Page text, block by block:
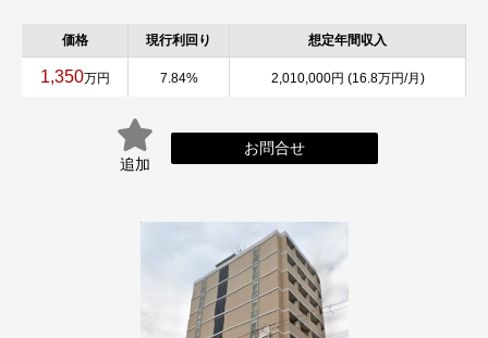
価格 現行利回り 想定年間収入
1,350万円 7.84% 2,010,000円 (16.8万円/月)
追加
お問合せ